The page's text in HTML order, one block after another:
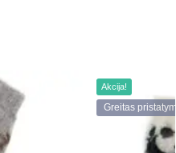
Akcija!
Greitas